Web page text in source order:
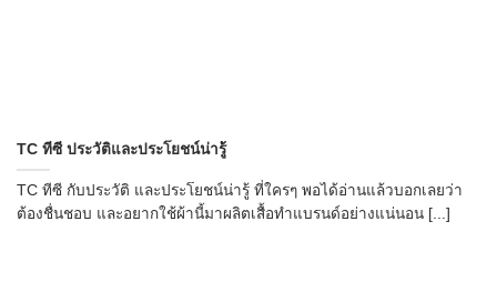
TC ทีซี ประวัติและประโยชน์น่ารู้
TC ทีซี กับประวัติ และประโยชน์น่ารู้ ที่ใครๆ พอได้อ่านแล้วบอกเลยว่า
ต้องชื่นชอบ และอยากใช้ผ้านี้มาผลิตเสื้อทำแบรนด์อย่างแน่นอน [...]